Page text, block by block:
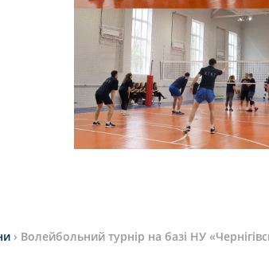
› Волейбольний турнір на базі НУ